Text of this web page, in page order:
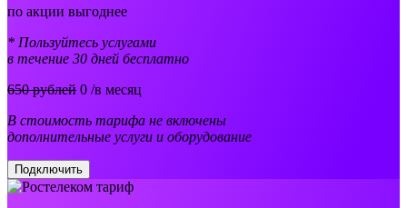
по акции выгоднее
* Пользуйтесь услугами
в течение 30 дней бесплатно
650 рублей 0 /в месяц
В стоимость тарифа не включены
дополнительные услуги и оборудование
Подключить